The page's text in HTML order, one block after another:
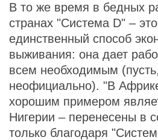
В то же время в бедных
странах "Система D" –
единственный способ
выживания: она дает
всем необходимым
неофициально). "В
хорошим примером
Нигерии – перенесены в
только благодаря